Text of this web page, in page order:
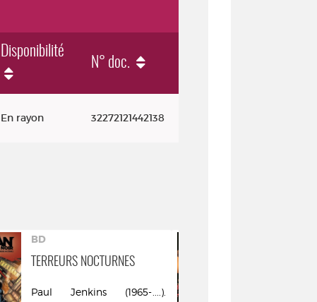
Disponibilité
N° doc.
En rayon 32272121442138
BD
TERREURS NOCTURNES
Paul Jenkins (1965-....).